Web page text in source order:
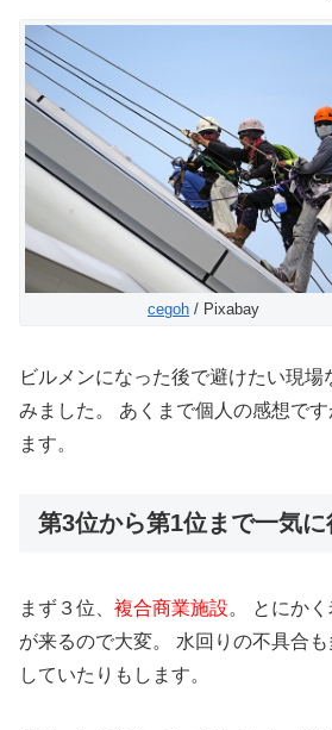
cegoh / Pixabay
ビルメンになった後で避けたい現場
みました。 あくまで個人の感想で
ます。
第3位から第1位まで一気
まず３位、 複合商業施設。 とにか
が来るので大変。 水回りの不具合
していたりもします。